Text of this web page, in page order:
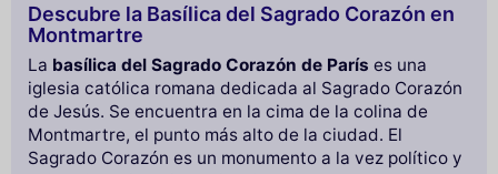
Descubre la Basílica del Sagrado Corazón en
Montmartre
La basílica del Sagrado Corazón de París es una
iglesia católica romana dedicada al Sagrado Corazón
de Jesús. Se encuentra en la cima de la colina de
Montmartre, el punto más alto de la ciudad. El
Sagrado Corazón es un monumento a la vez político y